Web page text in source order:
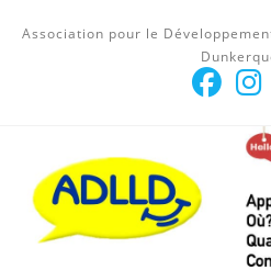
Association pour le